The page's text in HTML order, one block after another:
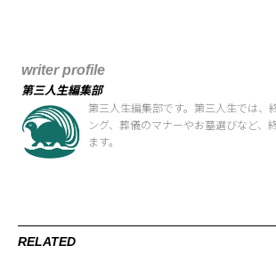
writer profile
第三人生編集部
第三人生編集部です。第三人生では、
ング、葬儀のマナーやお墓選びなど、
ます。
RELATED